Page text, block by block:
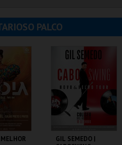
PALCO
GIL SEMEDO |